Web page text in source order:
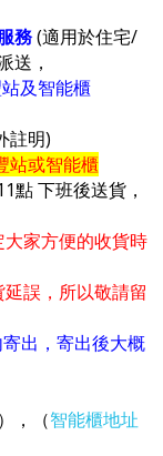
務(適用於住宅/
送，
及智能櫃
註明)
站或智能櫃
下班後送貨，
家方便的收貨時
誤，所以敬請留
出，寄出後大概
），（智能櫃地址